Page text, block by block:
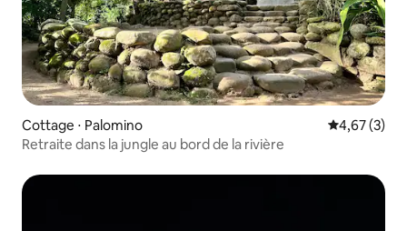
Cottage ⋅ Palomino Évaluation
4,67 (3)
Retraite dans la jungle au bord de la rivière